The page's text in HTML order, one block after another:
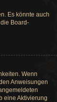
Es könnte auch
Board-
Wenn
Anweisungen
eine Aktivierung